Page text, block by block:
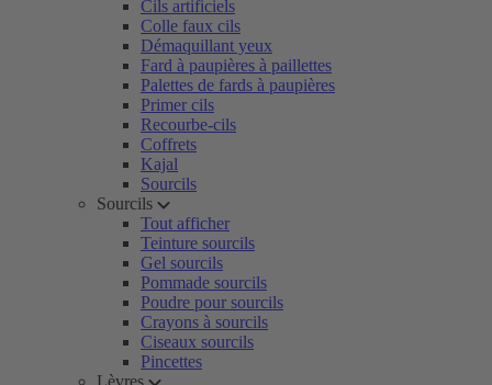
Cils artificiels
Colle faux cils
Démaquillant yeux
Fard à paupières à paillettes
Palettes de fards à paupières
Primer cils
Recourbe-cils
Coffrets
Kajal
Sourcils
Sourcils
Tout afficher
Teinture sourcils
Gel sourcils
Pommade sourcils
Poudre pour sourcils
Crayons à sourcils
Ciseaux sourcils
Pincettes
Lèvres